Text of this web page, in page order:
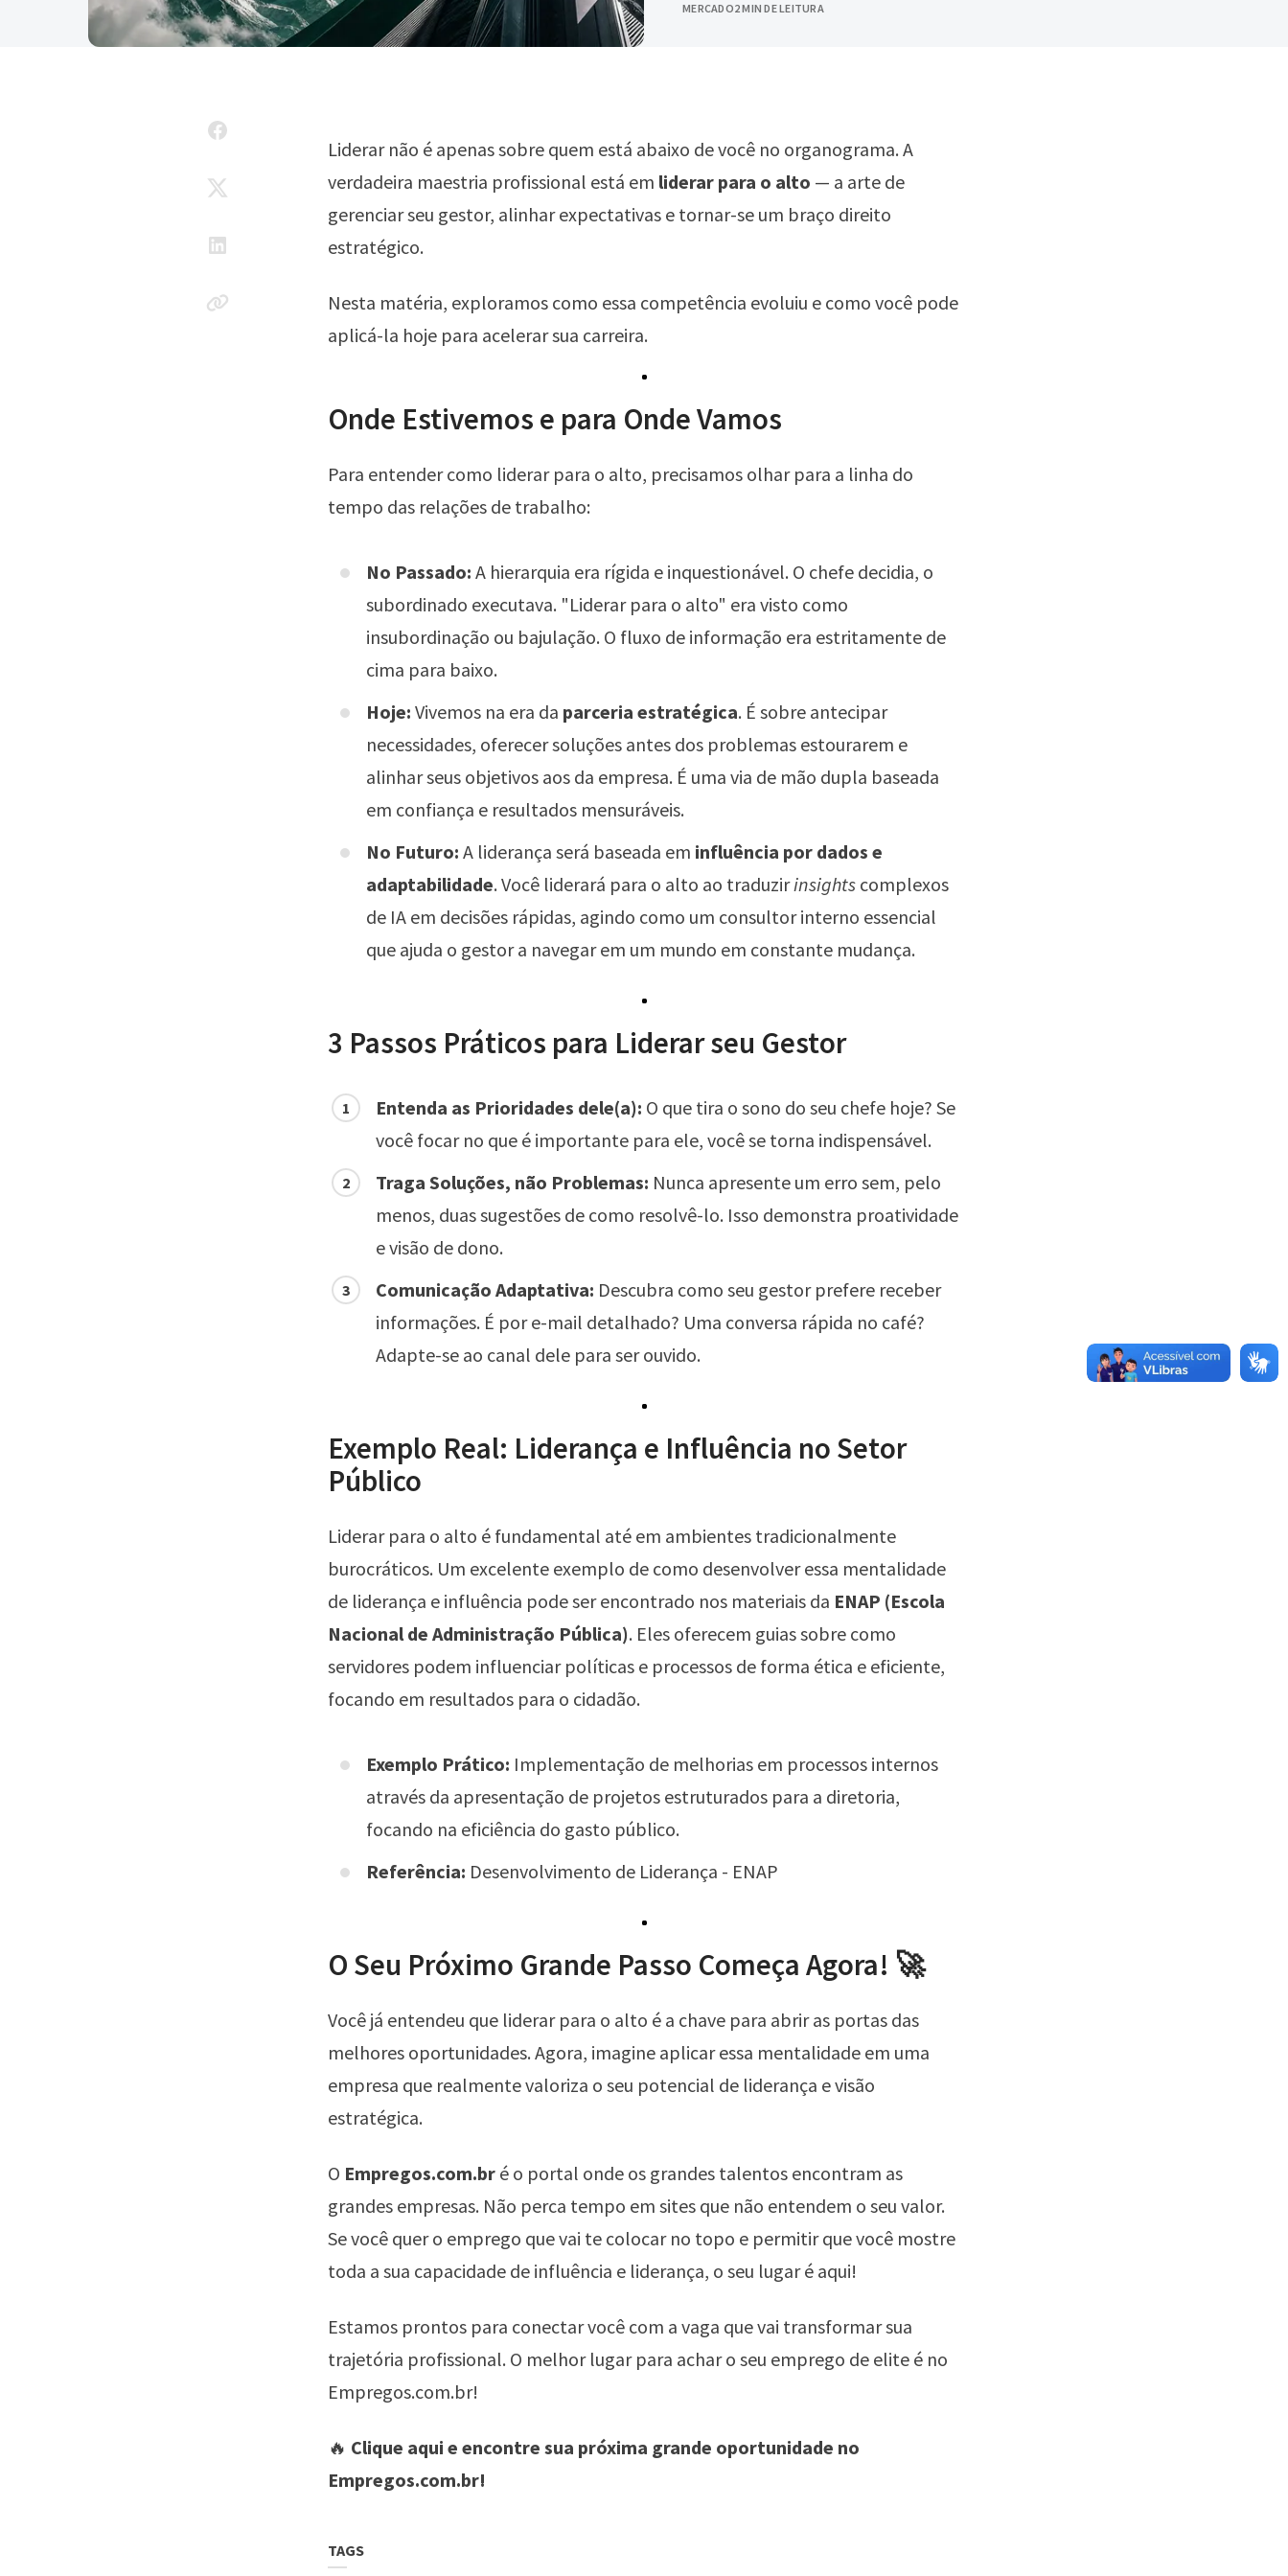
MERCADO2 MIN DE LEITURA
Liderar não é apenas sobre quem está abaixo de você no organograma. A
verdadeira maestria profissional está em liderar para o alto — a arte de
gerenciar seu gestor, alinhar expectativas e tornar-se um braço direito
estratégico.
Nesta matéria, exploramos como essa competência evoluiu e como você pode
aplicá-la hoje para acelerar sua carreira.
Onde Estivemos e para Onde Vamos
Para entender como liderar para o alto, precisamos olhar para a linha do
tempo das relações de trabalho:
No Passado: A hierarquia era rígida e inquestionável. O chefe decidia, o
subordinado executava. "Liderar para o alto" era visto como
insubordinação ou bajulação. O fluxo de informação era estritamente de
cima para baixo.
Hoje: Vivemos na era da parceria estratégica. É sobre antecipar
necessidades, oferecer soluções antes dos problemas estourarem e
alinhar seus objetivos aos da empresa. É uma via de mão dupla baseada
em confiança e resultados mensuráveis.
No Futuro: A liderança será baseada em influência por dados e
adaptabilidade. Você liderará para o alto ao traduzirinsights complexos
de IA em decisões rápidas, agindo como um consultor interno essencial
que ajuda o gestor a navegar em um mundo em constante mudança.
3 Passos Práticos para Liderar seu Gestor
Entenda as Prioridades dele(a): O que tira o sono do seu chefe hoje? Se
você focar no que é importante para ele, você se torna indispensável.
Traga Soluções, não Problemas: Nunca apresente um erro sem, pelo
menos, duas sugestões de como resolvê-lo. Isso demonstra proatividade
e visão de dono.
Comunicação Adaptativa: Descubra como seu gestor prefere receber
informações. É por e-mail detalhado? Uma conversa rápida no café?
Adapte-se ao canal dele para ser ouvido.
Exemplo Real: Liderança e Influência no Setor
Público
Liderar para o alto é fundamental até em ambientes tradicionalmente
burocráticos. Um excelente exemplo de como desenvolver essa mentalidade
de liderança e influência pode ser encontrado nos materiais da ENAP (Escola
Nacional de Administração Pública). Eles oferecem guias sobre como
servidores podem influenciar políticas e processos de forma ética e eficiente,
focando em resultados para o cidadão.
Exemplo Prático: Implementação de melhorias em processos internos
através da apresentação de projetos estruturados para a diretoria,
focando na eficiência do gasto público.
Referência: Desenvolvimento de Liderança - ENAP
O Seu Próximo Grande Passo Começa Agora! 🚀
Você já entendeu que liderar para o alto é a chave para abrir as portas das
melhores oportunidades. Agora, imagine aplicar essa mentalidade em uma
empresa que realmente valoriza o seu potencial de liderança e visão
estratégica.
O Empregos.com.br é o portal onde os grandes talentos encontram as
grandes empresas. Não perca tempo em sites que não entendem o seu valor.
Se você quer o emprego que vai te colocar no topo e permitir que você mostre
toda a sua capacidade de influência e liderança, o seu lugar é aqui!
Estamos prontos para conectar você com a vaga que vai transformar sua
trajetória profissional. O melhor lugar para achar o seu emprego de elite é no
Empregos.com.br!
🔥 Clique aqui e encontre sua próxima grande oportunidade no
Empregos.com.br!
TAGS